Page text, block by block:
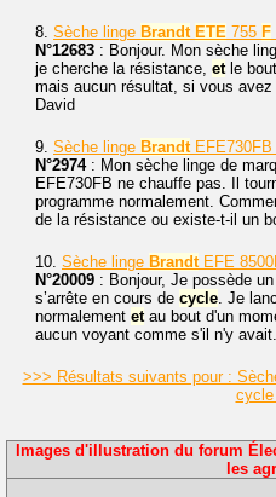
8. Sèche linge Brandt ETE 755 F
N°12683 : Bonjour. Mon sèche
je cherche la résistance, etle
mais aucun résultat, si vous
David
9. Sèche linge BrandtEFE730FB
N°2974: Mon sèche linge de
EFE730FB ne chauffe pas. Il
programme normalement.
de la résistance ou existe-t-il un
10. Sèche linge BrandtEFE
N°20009 : Bonjour, Je possède
s’arrête en cours de cycle. Je
normalement etau bout d'un
aucun voyant comme s'il n'y
>>> Résultats suivants pour :
Images d'illustration du forum
les